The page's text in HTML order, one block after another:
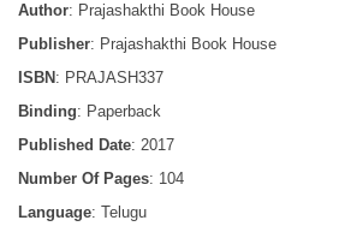
Author: Prajashakthi Book House
Publisher: Prajashakthi Book House
ISBN : PRAJASH337
Binding: Paperback
Published Date: 2017
Number Of Pages: 104
Language: Telugu